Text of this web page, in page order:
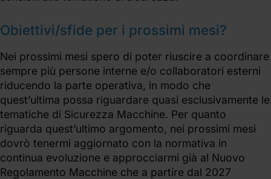
Obiettivi/sfide per i prossimi mesi?
Nei prossimi mesi spero di poter riuscire a coordinare
sempre più persone interne e/o collaboratori esterni
riducendo la parte operativa, in modo che
quest’ultima possa riguardare quasi esclusivamente le
tematiche di Sicurezza Macchine. Per quanto
riguarda quest’ultimo argomento, nei prossimi mesi
dovrò tenermi aggiornato con la normativa in
continua evoluzione e approcciarmi già al Nuovo
Regolamento Macchine che a partire dal 2027